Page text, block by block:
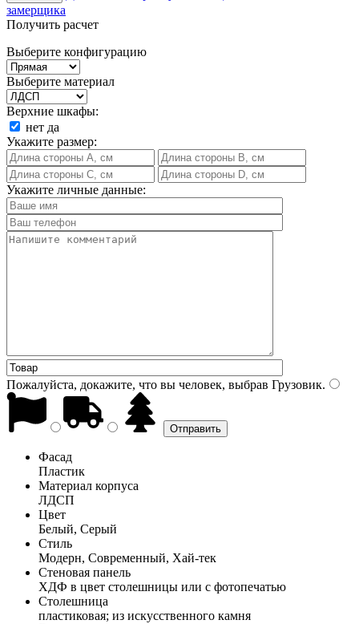
замерщика
Получить расчет
Выберите конфигурацию
Выберите материал
Верхние шкафы:
нет да
Укажите размер:
Укажите личные данные:
Пожалуйста, докажите, что вы человек, выбрав Грузовик.
Фасад
Пластик
Материал корпуса
ЛДСП
Цвет
Белый, Серый
Стиль
Модерн, Современный, Хай-тек
Стеновая панель
ХДФ в цвет столешницы или с фотопечатью
Столешница
пластиковая; из искусственного камня